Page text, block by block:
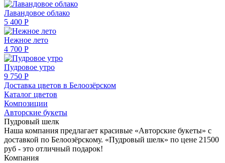
Лавандовое облако
5 400 Р
Нежное лето
4 700 Р
Пудровое утро
9 750 Р
Доставка цветов в Белоозёрском
Каталог цветов
Композиции
Авторские букеты
Пудровый шелк
Наша компания предлагает красивые «Авторские букеты» с
доставкой по Белоозёрскому. «Пудровый шелк» по цене 21500
руб - это отличный подарок!
Компания